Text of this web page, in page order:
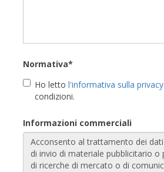
Normativa*
Ho letto l'informativa sulla privacy
condizioni.
Informazioni commerciali